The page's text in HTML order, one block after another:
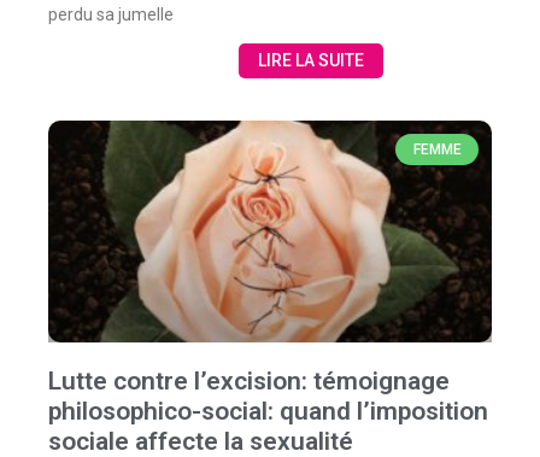
perdu sa jumelle
LIRE LA SUITE
FEMME
Lutte contre l’excision: témoignage
philosophico-social: quand l’imposition
sociale affecte la sexualité